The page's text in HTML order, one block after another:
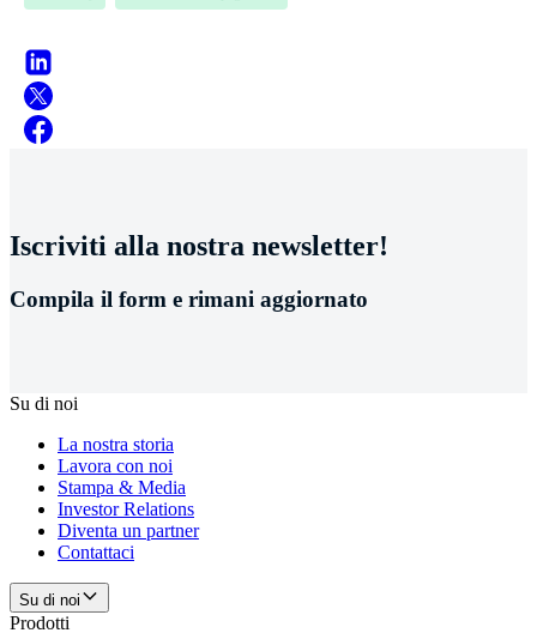
Iscriviti alla nostra newsletter!
Compila il form e rimani aggiornato
Su di noi
La nostra storia
Lavora con noi
Stampa & Media
Investor Relations
Diventa un partner
Contattaci
Su di noi
Prodotti